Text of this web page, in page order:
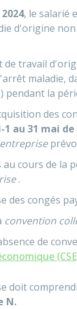
, le salarié
d'origine
de travail
maladie,
) pendant la
des
au 31 mai
au cours de la
.
des congés
convention
de
doit
N.